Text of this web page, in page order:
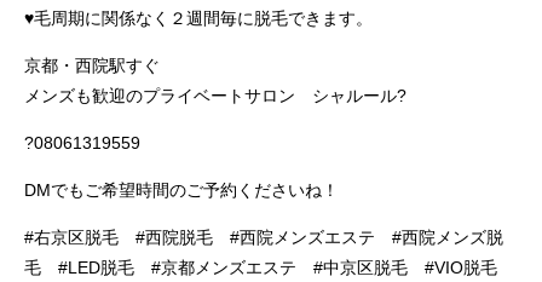
♥️毛周期に関係なく２週間毎に脱毛できます。
京都・西院駅すぐ
メンズも歓迎のプライベートサロン シャルール?
?08061319559
DMでもご希望時間のご予約くださいね！
#右京区脱毛 #西院脱毛 #西院メンズエステ #西院メンズ脱
毛 #LED脱毛 #京都メンズエステ #中京区脱毛 #VIO脱毛